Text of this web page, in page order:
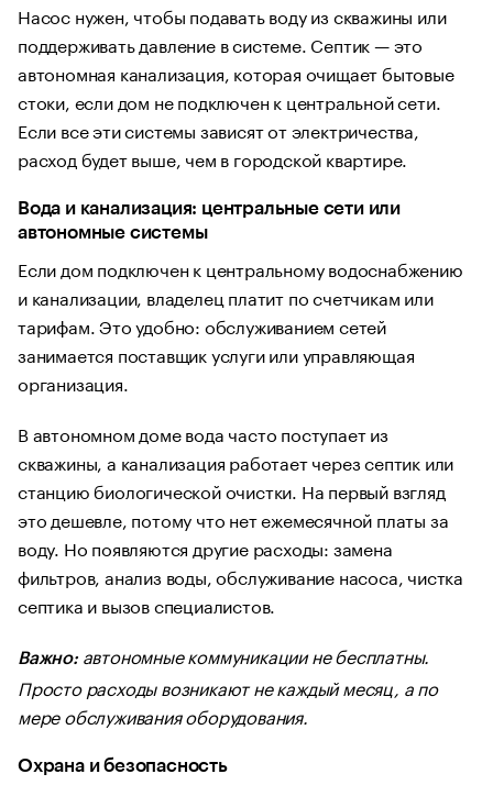
Насос нужен, чтобы подавать воду из скважины или
поддерживать давление в системе. Септик — это
автономная канализация, которая очищает бытовые
стоки, если дом не подключен к центральной сети.
Если все эти системы зависят от электричества,
расход будет выше, чем в городской квартире.
Вода и канализация: центральные сети или
автономные системы
Если дом подключен к центральному водоснабжению
и канализации, владелец платит по счетчикам или
тарифам. Это удобно: обслуживанием сетей
занимается поставщик услуги или управляющая
организация.
В автономном доме вода часто поступает из
скважины, а канализация работает через септик или
станцию биологической очистки. На первый взгляд
это дешевле, потому что нет ежемесячной платы за
воду. Но появляются другие расходы: замена
фильтров, анализ воды, обслуживание насоса, чистка
септика и вызов специалистов.
Важно:автономные коммуникации не бесплатны.
Просто расходы возникают не каждый месяц, а по
мере обслуживания оборудования.
Охрана и безопасность